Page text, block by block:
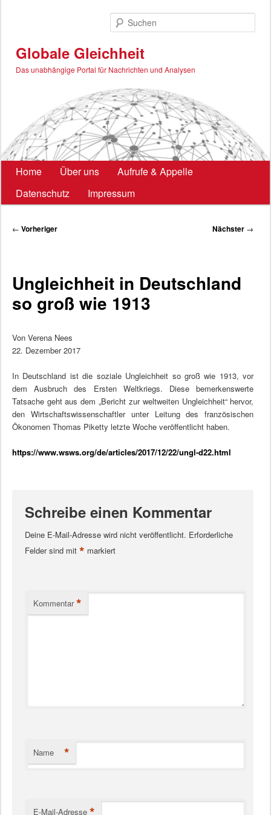
Globale Gleichheit
Das unabhängige Portal für Nachrichten und Analysen
Hauptmenü
Home Über uns
Aufrufe & Appelle
Datenschutz
Impressum
Beitragsnavigation
← Vorheriger Nächster →
Ungleichheit in Deutschland
so groß wie 1913
Von Verena Nees
22. Dezember 2017
In Deutschland ist die soziale Ungleichheit so groß wie 1913, vor
dem Ausbruch des Ersten Weltkriegs. Diese bemerkenswerte
Tatsache geht aus dem „Bericht zur weltweiten Ungleichheit“ hervor,
den Wirtschaftswissenschaftler unter Leitung des französischen
Ökonomen Thomas Piketty letzte Woche veröffentlicht haben.
https://www.wsws.org/de/articles/2017/12/22/ungl-d22.html
Schreibe einen Kommentar
Deine E-Mail-Adresse wird nicht veröffentlicht. Erforderliche
Felder sind mit * markiert
Kommentar *
Name *
E-Mail-Adresse